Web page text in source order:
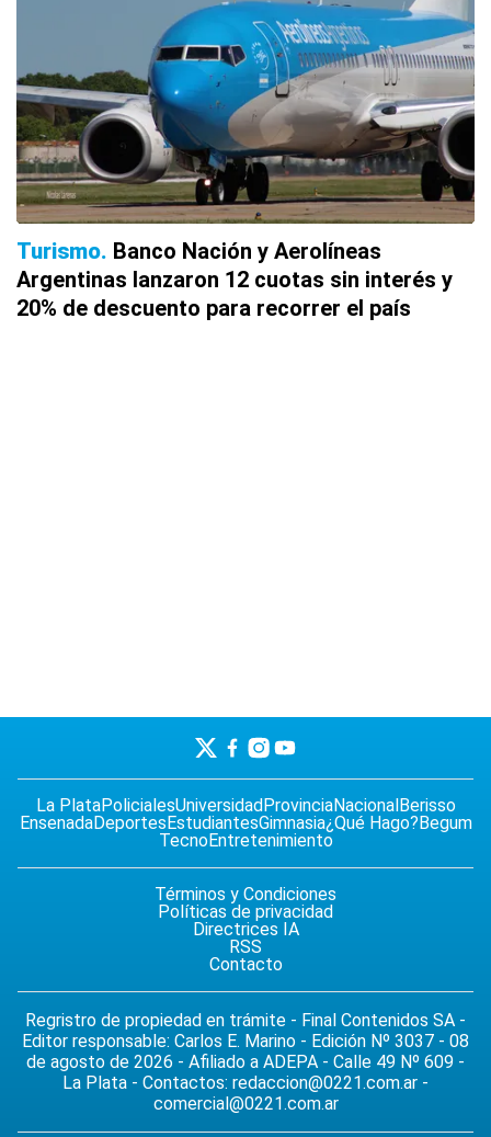
Turismo Banco Nación y Aerolíneas
Argentinas lanzaron 12 cuotas sin interés y
20% de descuento para recorrer el país
La PlataPolicialesUniversidadProvinciaNacionalBerisso
EnsenadaDeportesEstudiantesGimnasia¿Qué Hago?Begum
TecnoEntretenimiento
Términos y Condiciones
Políticas de privacidad
Directrices IA
RSS
Contacto
Regristro de propiedad en trámite - Final Contenidos SA -
Editor responsable: Carlos E. Marino - Edición Nº 3037 - 08
de agosto de 2026 - Afiliado a ADEPA - Calle 49 Nº 609 -
La Plata - Contactos: redaccion@0221.com.ar -
comercial@0221.com.ar